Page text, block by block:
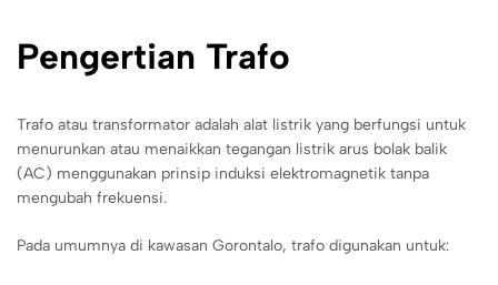
Pengertian Trafo
Trafo atau transformator adalah alat listrik yang berfungsi untuk
menurunkan atau menaikkan tegangan listrik arus bolak balik
(AC) menggunakan prinsip induksi elektromagnetik tanpa
mengubah frekuensi.
Pada umumnya di kawasan Gorontalo, trafo digunakan untuk: